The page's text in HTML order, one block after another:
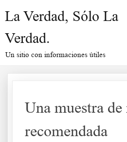
La Verdad, Sólo La
Verdad.
Un sitio con informaciones útiles
Una muestra de
recomendada